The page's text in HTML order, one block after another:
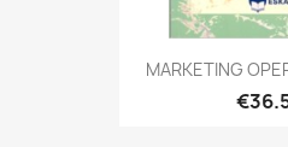
MARKETING